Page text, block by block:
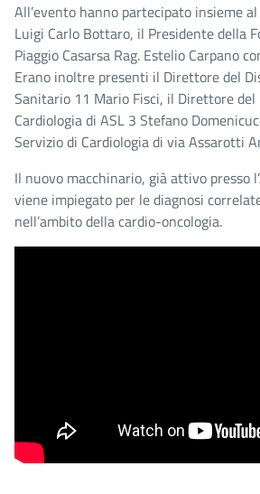
All’evento hanno partecipato insieme
Luigi Carlo Bottaro, il Presidente della
Piaggio Casarsa Rag. Estelio Carpano
Erano inoltre presenti il Direttore del
Sanitario 11 Mario Fisci, il Direttore
Cardiologia di ASL 3 Stefano
Servizio di Cardiologia di via Assarotti
Il nuovo macchinario, già attivo presso
viene impiegato per le diagnosi
nell’ambito della cardio-oncologia.